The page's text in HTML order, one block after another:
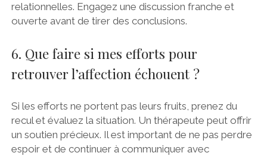
relationnelles. Engagez une discussion franche et
ouverte avant de tirer des conclusions.
6. Que faire si mes efforts pour
retrouver l’affection échouent ?
Si les efforts ne portent pas leurs fruits, prenez du
recul et évaluez la situation. Un thérapeute peut offrir
un soutien précieux. Il est important de ne pas perdre
espoir et de continuer à communiquer avec